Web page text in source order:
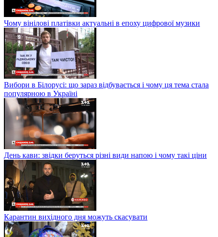
Чому вінілові платівки актуальні в епоху цифрової музики
Вибори в Білорусі: що зараз відбувається і чому ця тема стала
популярною в Україні
День кави: звідки беруться різні види напою і чому такі ціни
Карантин вихідного дня можуть скасувати